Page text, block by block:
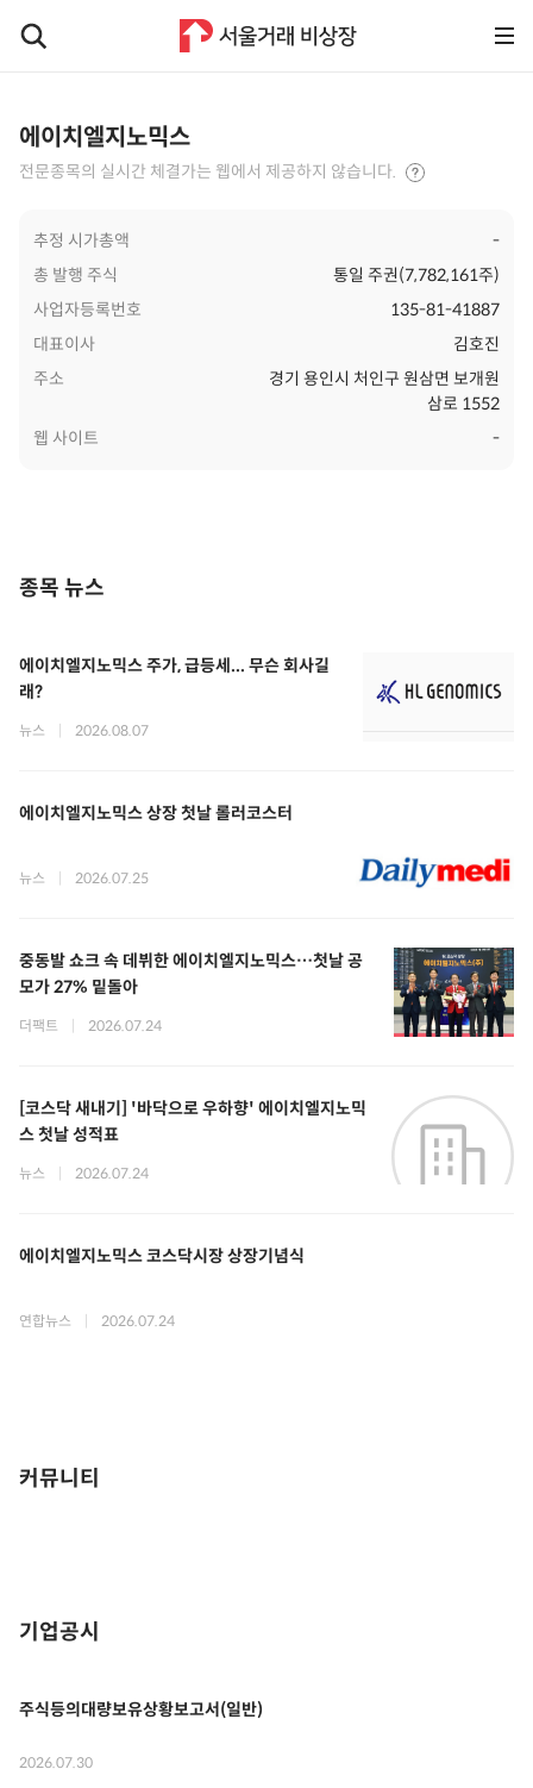
에이치엘지노믹스
전문종목의 실시간 체결가는 웹에서 제공하지 않습니다.
추정 시가총액
-
총 발행 주식
통일 주권(7,782,161주)
사업자등록번호
135-81-41887
대표이사
김호진
주소
경기 용인시 처인구 원삼면 보개원
삼로 1552
웹 사이트
-
종목 뉴스
에이치엘지노믹스 주가, 급등세... 무슨 회사길
래?
뉴스 2026.08.07
에이치엘지노믹스 상장 첫날 롤러코스터
뉴스 2026.07.25
중동발 쇼크 속 데뷔한 에이치엘지노믹스…첫날 공
모가 27% 밑돌아
더팩트 2026.07.24
[코스닥 새내기] '바닥으로 우하향' 에이치엘지노믹
스 첫날 성적표
뉴스 2026.07.24
에이치엘지노믹스 코스닥시장 상장기념식
연합뉴스 2026.07.24
커뮤니티
기업공시
주식등의대량보유상황보고서(일반)
2026.07.30